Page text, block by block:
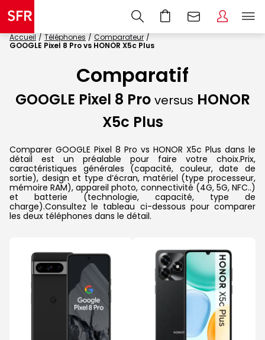
Accueil Téléphones
Comparateur
GOOGLE Pixel 8 Pro vs HONOR X5c Plus
Comparatif
GOOGLE Pixel 8 Pro versus HONOR
X5c Plus
Comparer GOOGLE Pixel 8 Pro vs HONOR X5c Plus dans le
détail est un préalable pour faire votre choix.Prix,
caractéristiques générales (capacité, couleur, date de
sortie), design et type d’écran, matériel (type processeur,
mémoire RAM), appareil photo, connectivité (4G, 5G, NFC..)
et batterie (technologie, capacité, type de
charge).Consultez le tableau ci-dessous pour comparer
les deux téléphones dans le détail.